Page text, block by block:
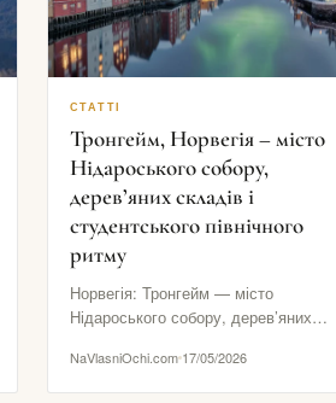
СТАТТІ
Тронгейм, Норвегія – місто
Нідароського собору,
дерев’яних складів і
студентського північного
ритму
Норвегія: Тронгейм — місто
Нідароського собору, дерев’яних
ритму Тронгейм — це Норвегія без
столичного…
NaVlasniOchi.com 17/05/2026